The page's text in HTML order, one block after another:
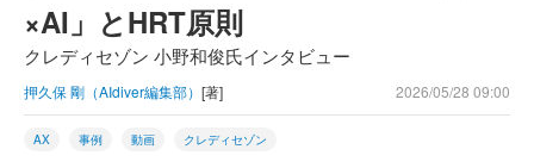
×AI」とHRT原則
クレディセゾン 小野和俊氏インタビュー
押久保 剛（AIdiver編集部） [著] 2026/05/28 09:00
AX 事例 動画 クレディセゾン